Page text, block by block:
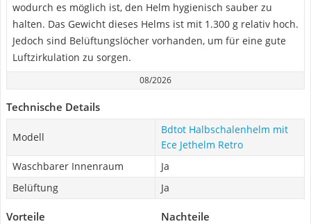
wodurch es möglich ist, den Helm hygienisch sauber zu
halten. Das Gewicht dieses Helms ist mit 1.300 g relativ hoch.
Jedoch sind Belüftungslöcher vorhanden, um für eine gute
Luftzirkulation zu sorgen.
08/2026
Technische Details
Modell
Bdtot Halbschalenhelm mit
Ece Jethelm Retro
Waschbarer Innenraum
Ja
Belüftung
Ja
Vorteile Nachteile